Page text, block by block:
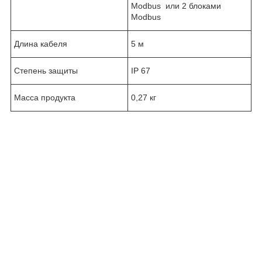
Modbus или 2 блоками
Modbus
Длина кабеля 5 м
Степень защиты IP 67
Масса продукта 0,27 кг